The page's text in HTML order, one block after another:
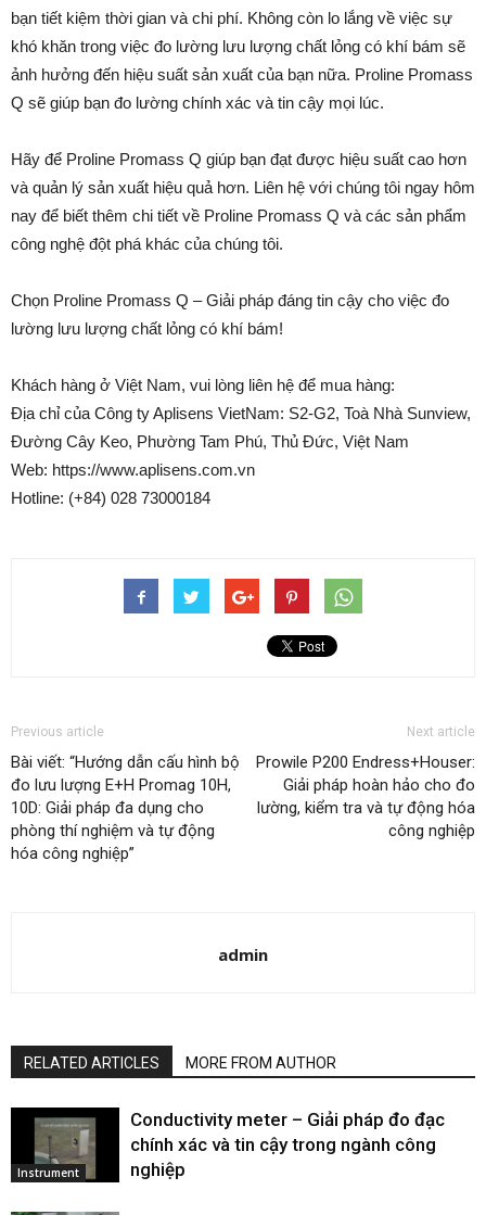
bạn tiết kiệm thời gian và chi phí. Không còn lo lắng về việc sự
khó khăn trong việc đo lường lưu lượng chất lỏng có khí bám sẽ
ảnh hưởng đến hiệu suất sản xuất của bạn nữa. Proline Promass
Q sẽ giúp bạn đo lường chính xác và tin cậy mọi lúc.
Hãy để Proline Promass Q giúp bạn đạt được hiệu suất cao hơn
và quản lý sản xuất hiệu quả hơn. Liên hệ với chúng tôi ngay hôm
nay để biết thêm chi tiết về Proline Promass Q và các sản phẩm
công nghệ đột phá khác của chúng tôi.
Chọn Proline Promass Q – Giải pháp đáng tin cậy cho việc đo
lường lưu lượng chất lỏng có khí bám!
Khách hàng ở Việt Nam, vui lòng liên hệ để mua hàng:
Địa chỉ của Công ty Aplisens VietNam: S2-G2, Toà Nhà Sunview,
Đường Cây Keo, Phường Tam Phú, Thủ Đức, Việt Nam
Web: https://www.aplisens.com.vn
Hotline: (+84) 028 73000184
Previous article
Bài viết: “Hướng dẫn cấu hình bộ
đo lưu lượng E+H Promag 10H,
10D: Giải pháp đa dụng cho
phòng thí nghiệm và tự động
hóa công nghiệp”
Next article
Prowile P200 Endress+Houser:
Giải pháp hoàn hảo cho đo
lường, kiểm tra và tự động hóa
công nghiệp
admin
RELATED ARTICLES MORE FROM AUTHOR
Instrument
Conductivity meter – Giải pháp đo đạc
chính xác và tin cậy trong ngành công
nghiệp